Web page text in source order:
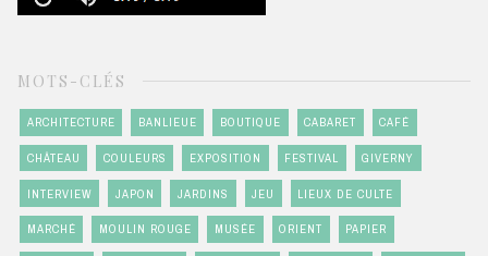
MOTS-CLÉS
ARCHITECTURE BANLIEUE BOUTIQUE CABARET CAFÉ
CHÂTEAU COULEURS EXPOSITION FESTIVAL GIVERNY
INTERVIEW JAPON JARDINS JEU LIEUX DE CULTE
MARCHÉ MOULIN ROUGE MUSÉE ORIENT PAPIER